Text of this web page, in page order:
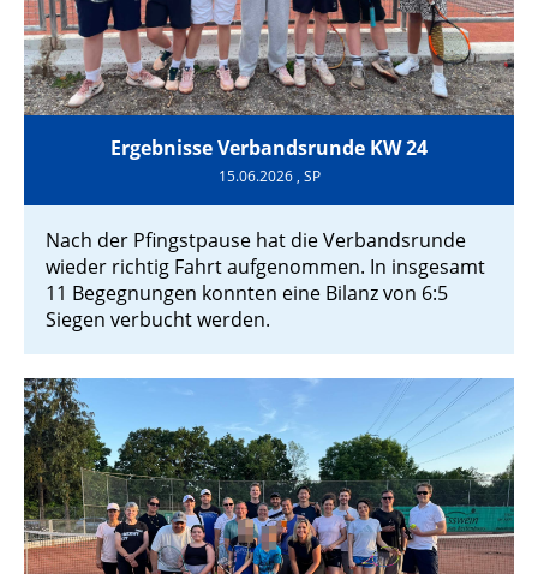
Ergebnisse Verbandsrunde KW 24
15.06.2026, SP
Nach der Pfingstpause hat die Verbandsrunde
wieder richtig Fahrt aufgenommen. In insgesamt
11 Begegnungen konnten eine Bilanz von 6:5
Siegen verbucht werden.